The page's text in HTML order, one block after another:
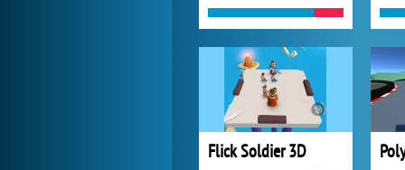
Flick Soldier 3D